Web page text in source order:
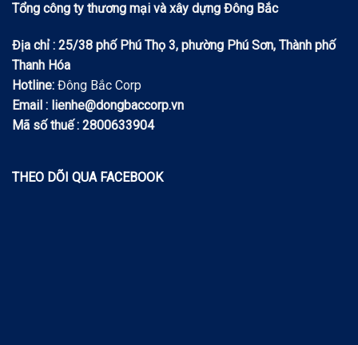
Tổng công ty thương mại và xây dựng Đông Bắc
Địa chỉ : 25/38 phố Phú Thọ 3, phường Phú Sơn, Thành phố
Thanh Hóa
Hotline: Đông Bắc Corp
Email : lienhe@dongbaccorp.vn
Mã số thuế : 2800633904
THEO DÕI QUA FACEBOOK